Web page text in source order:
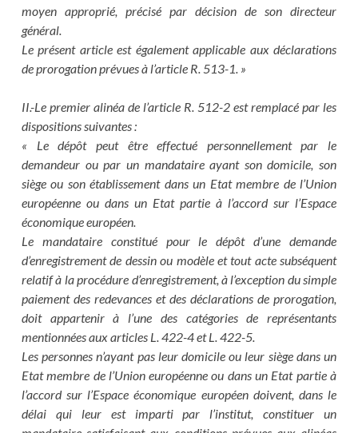
moyen approprié, précisé par décision de son directeur
général.
Le présent article est également applicable aux déclarations
de prorogation prévues à l’article R. 513-1. »
II.-Le premier alinéa de l’article R. 512-2 est remplacé par les
dispositions suivantes :
« Le dépôt peut être effectué personnellement par le
demandeur ou par un mandataire ayant son domicile, son
siège ou son établissement dans un Etat membre de l’Union
européenne ou dans un Etat partie à l’accord sur l’Espace
économique européen.
Le mandataire constitué pour le dépôt d’une demande
d’enregistrement de dessin ou modèle et tout acte subséquent
relatif à la procédure d’enregistrement, à l’exception du simple
paiement des redevances et des déclarations de prorogation,
doit appartenir à l’une des catégories de représentants
mentionnées aux articles L. 422-4 et L. 422-5.
Les personnes n’ayant pas leur domicile ou leur siège dans un
Etat membre de l’Union européenne ou dans un Etat partie à
l’accord sur l’Espace économique européen doivent, dans le
délai qui leur est imparti par l’institut, constituer un